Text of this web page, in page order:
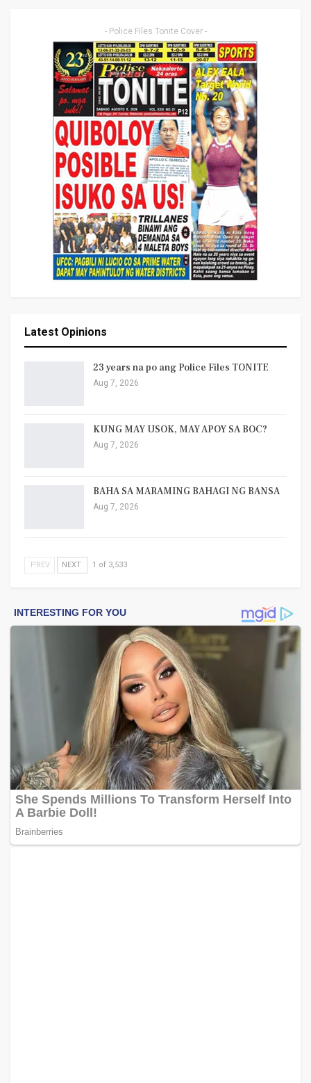
- Police Files Tonite Cover -
Latest Opinions
23 years na po ang Police Files TONITE
Aug 7, 2026
KUNG MAY USOK, MAY APOY SA BOC?
Aug 7, 2026
BAHA SA MARAMING BAHAGI NG BANSA
Aug 7, 2026
PREV NEXT 1 of 3,533